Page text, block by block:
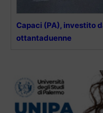
Capaci (PA), investito
ottantaduenne